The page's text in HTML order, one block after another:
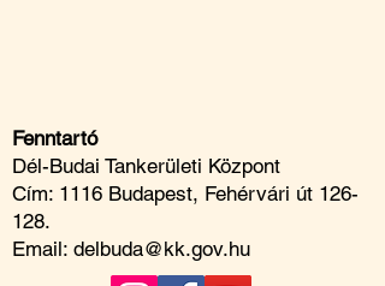
Fenntartó
Dél-Budai Tankerületi Központ
Cím: 1116 Budapest, Fehérvári út 126-
128.
Email: delbuda@kk.gov.hu